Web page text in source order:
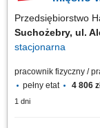
Przedsiębiorstwo
Suchożebry, ul.
stacjonarna
pracownik fizyczny /
pełny etat
4 806
1 dni